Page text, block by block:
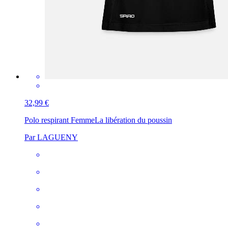
32,99 €
Polo respirant FemmeLa libération du poussin
Par LAGUENY